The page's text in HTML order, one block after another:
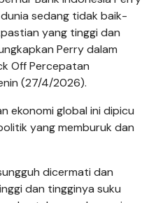
sedang tidak baik-
yang tinggi dan
Perry dalam
Off Percepatan
(27/4/2026).
ekonomi global ini dipicu
yang memburuk dan
dicermati dan
dan tingginya suku